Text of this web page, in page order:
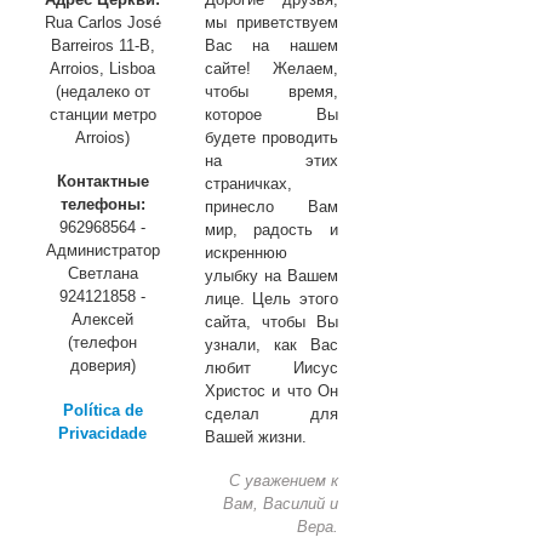
Rua Carlos José
Barreiros 11-B,
Arroios, Lisboa
(недалеко от
станции метро
Arroios)
Контактные
телефоны:
962968564 -
Администратор
Светлана
924121858 -
Алексей
(телефон
доверия)
Política de
Privacidade
мы приветствуем
Вас на нашем
сайте! Желаем,
чтобы время,
которое Вы
будете проводить
на этих
страничках,
принесло Вам
мир, радость и
искреннюю
улыбку на Вашем
лице. Цель этого
сайта, чтобы Вы
узнали, как Вас
любит Иисус
Христос и что Он
сделал для
Вашей жизни.
С уважением к
Вам, Василий и
Вера.